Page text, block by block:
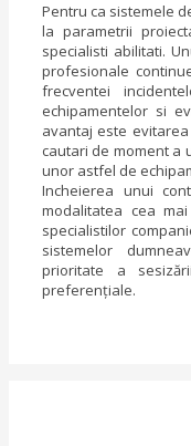
Pentru ca sistemele
la parametrii
specialisti abilitati.
profesionale
frecventei
echipamentelor si
avantaj este
cautari de moment a
unor astfel de
Incheierea unui
modalitatea cea
specialistilor
sistemelor
prioritate a
preferenţiale.